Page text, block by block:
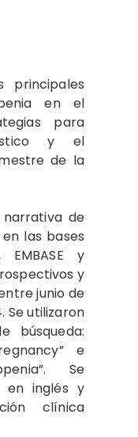
principales
en el
para
y el
de la
narrativa de
las bases
y
y
junio de
Se utilizaron
búsqueda:
e
Se
en inglés y
clínica